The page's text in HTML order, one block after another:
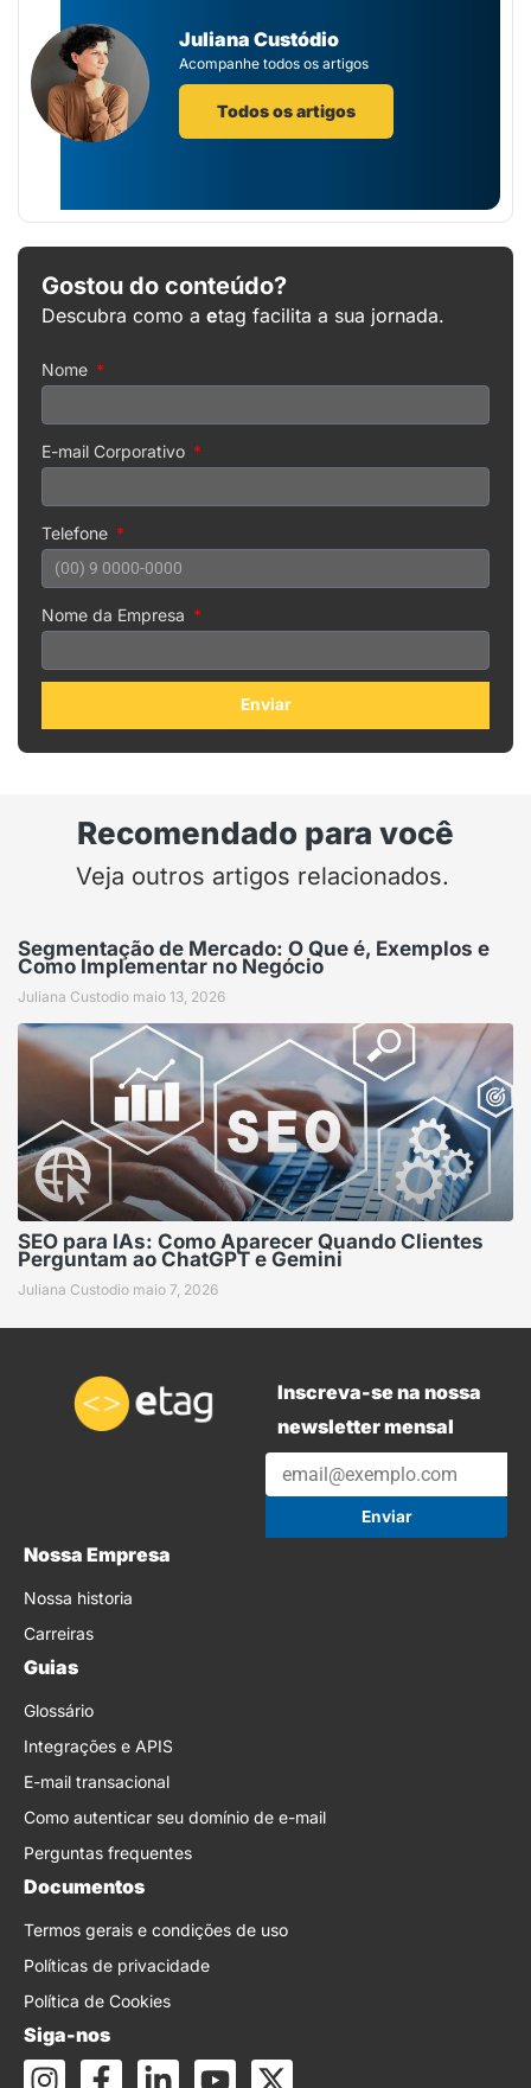
Juliana Custódio
Acompanhe todos os artigos
Todos os artigos
Gostou do conteúdo?
Descubra como a etag facilita a sua jornada.
Nome
E-mail Corporativo
Telefone
Nome da Empresa
Enviar
Recomendado para você
Veja outros artigos relacionados.
Segmentação de Mercado: O Que é, Exemplos e
Como Implementar no Negócio
Juliana Custodio maio 13, 2026
SEO para IAs: Como Aparecer Quando Clientes
Perguntam ao ChatGPT e Gemini
Juliana Custodio maio 7, 2026
Inscreva-se na nossa
newsletter mensal
Enviar
Nossa Empresa
Nossa historia
Carreiras
Guias
Glossário
Integrações e APIS
E-mail transacional
Como autenticar seu domínio de e-mail
Perguntas frequentes
Documentos
Termos gerais e condições de uso
Políticas de privacidade
Política de Cookies
Siga-nos
I
F
L
Y
X